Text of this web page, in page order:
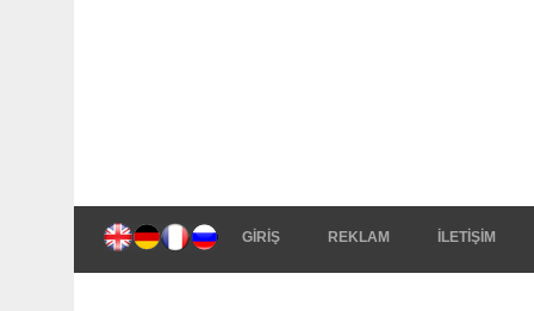
GİRİŞ REKLAM İLETİŞİM